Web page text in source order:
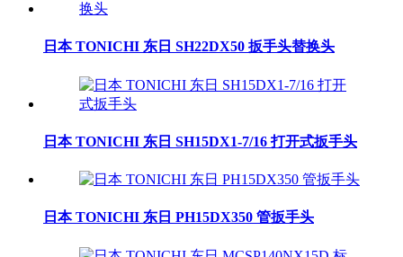
日本 TONICHI 东日 SH22DX50 扳手头替换头
日本 TONICHI 东日 SH15DX1-7/16 打开式扳手头
日本 TONICHI 东日 PH15DX350 管扳手头